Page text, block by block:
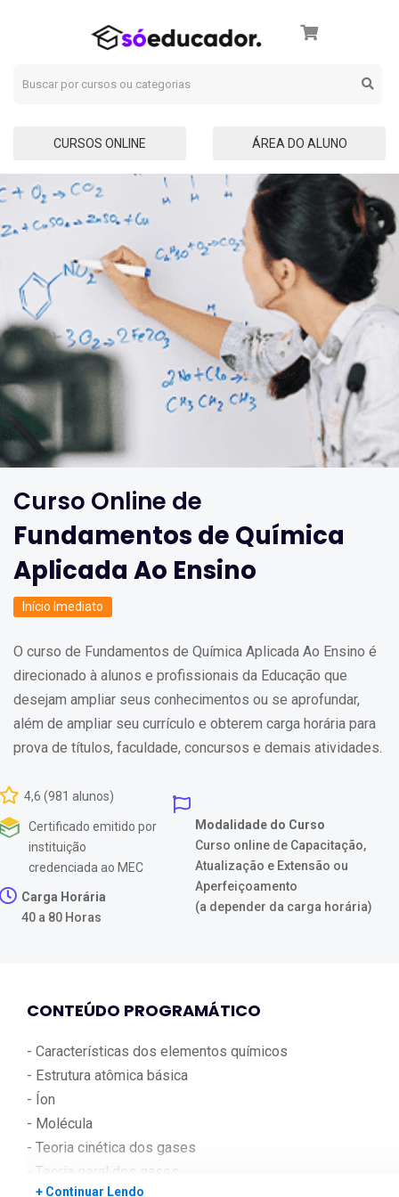
CURSOS ONLINE ÁREA DO ALUNO
Curso Online de
Fundamentos de Química
Aplicada Ao Ensino
Início Imediato
O curso de Fundamentos de Química Aplicada Ao Ensino é
direcionado à alunos e profissionais da Educação que
desejam ampliar seus conhecimentos ou se aprofundar,
além de ampliar seu currículo e obterem carga horária para
prova de títulos, faculdade, concursos e demais atividades.
4,6 (981 alunos)
Certificado emitido por
instituição
credenciada ao MEC
Carga Horária
40 a 80 Horas
Modalidade do Curso
Curso online de Capacitação,
Atualização e Extensão ou
Aperfeiçoamento
(a depender da carga horária)
CONTEÚDO PROGRAMÁTICO
- Características dos elementos químicos
- Estrutura atômica básica
- Íon
- Molécula
- Teoria cinética dos gases
- Teoria geral dos gases
+ Continuar Lendo